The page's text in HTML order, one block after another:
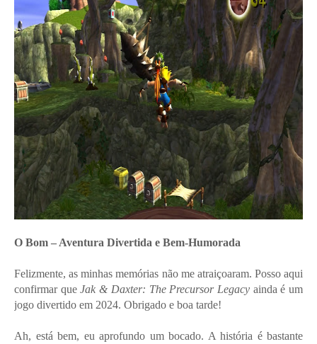
O Bom – Aventura Divertida e Bem-Humorada
Felizmente, as minhas memórias não me atraiçoaram. Posso aqui
confirmar queJak & Daxter: The Precursor Legacyainda é um
jogo divertido em 2024. Obrigado e boa tarde!
Ah, está bem, eu aprofundo um bocado. A história é bastante